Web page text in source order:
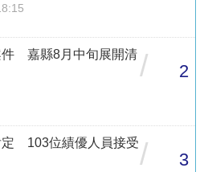
件 嘉縣8月中旬展開清 / 2
定 103位績優人員接受/ 3